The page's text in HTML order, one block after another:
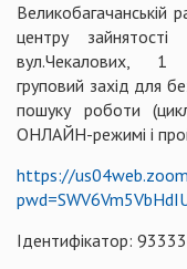
Великобагачанській
центру
вул.Чекалових, 1
груповий захід для
пошуку роботи
ОНЛАЙН-режимі і
https://
Ідентифікатор: